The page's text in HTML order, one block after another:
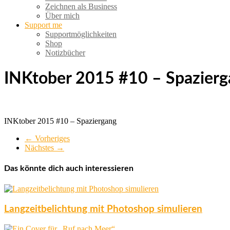
Zeichnen als Business
Über mich
Support me
Supportmöglichkeiten
Shop
Notizbücher
INKtober 2015 #10 –
INKtober 2015 #10 – Spaziergang
← Vorheriges
Nächstes →
Das könnte dich auch interessieren
Langzeitbelichtung mit Photoshop simulieren